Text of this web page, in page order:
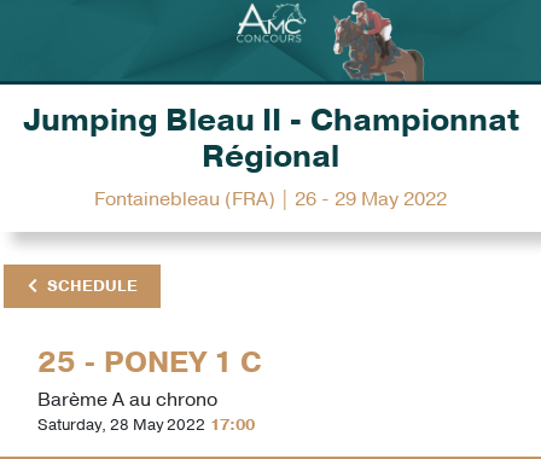
Jumping Bleau II - Championnat
Régional
Fontainebleau (FRA) | 26 - 29 May 2022
SCHEDULE
25 - PONEY 1 C
Barème A au chrono
Saturday, 28 May 2022 17:00